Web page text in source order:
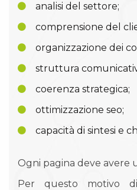
analisi del settore;
comprensione del
organizzazione dei
struttura
coerenza strategica;
ottimizzazione seo;
capacità di sintesi e
Ogni pagina deve avere
Per questo motivo